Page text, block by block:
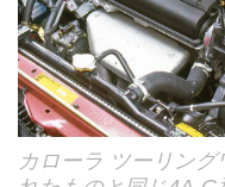
カローラ ツーリン